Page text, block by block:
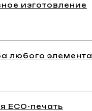
изготовление
любого элемента
ECO-печать